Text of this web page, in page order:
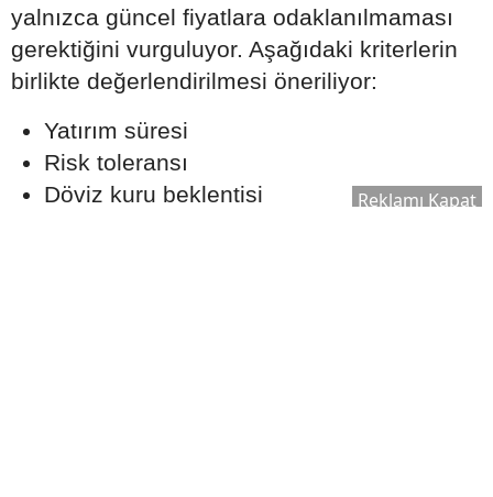
yalnızca güncel fiyatlara odaklanılmaması
gerektiğini vurguluyor. Aşağıdaki kriterlerin
birlikte değerlendirilmesi öneriliyor:
Yatırım süresi
Risk toleransı
Döviz kuru beklentisi
Reklamı Kapat